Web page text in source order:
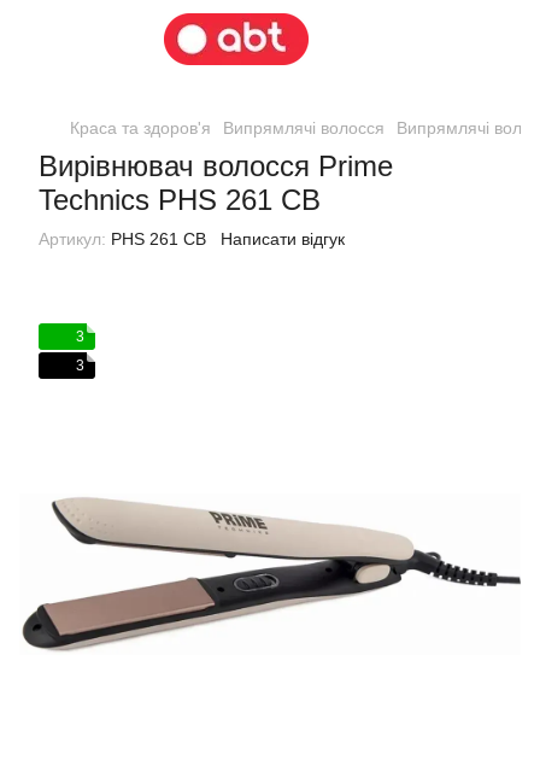
Краса та здоров'я Випрямлячі волосся Випрямлячі
Вирівнювач волосся Prime
Technics PHS 261 CB
Артикул: PHS 261 CB Написати відгук
3
3